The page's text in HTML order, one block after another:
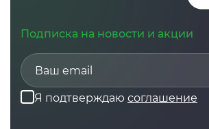
Подписка на новости и акции
Я подтверждаю соглашение